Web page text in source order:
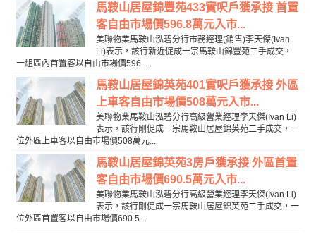
馬鞍山居屋錦豐苑433實呎戶獲承接 首置
客自由市場價596.8萬元入市...
美聯物業馬鞍山泓碧分行市務經理(銷售)李天傑(Ivan
Li)表示，該行新近促成一宗馬鞍山錦豐苑二手成交，
一組區內首置客以自由市場價596....
馬鞍山居屋錦英苑401實呎戶獲承接 外區
上車客自由市場價508萬元入市...
美聯物業馬鞍山泓碧分行高級營業經理李天傑(Ivan Li)
表示，該行剛促成一宗馬鞍山居屋錦英苑二手成交，一
位外區上車客以自由市場價508萬元...
馬鞍山居屋錦英苑3房戶獲承接 外區首置
客自由市場價690.5萬元入市...
美聯物業馬鞍山泓碧分行高級營業經理李天傑(Ivan Li)
表示，該行剛促成一宗馬鞍山居屋錦英苑二手成交，一
位外區首置客以自由市場價690.5...